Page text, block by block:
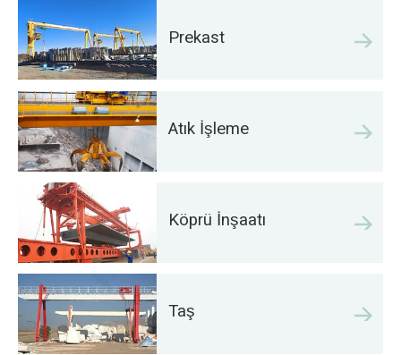
Prekast
Atık İşleme
Köprü İnşaatı
Taş